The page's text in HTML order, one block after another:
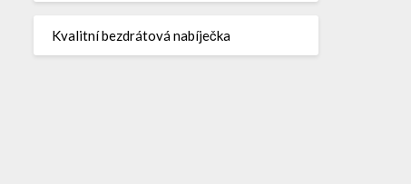
Kvalitní bezdrátová nabíječka